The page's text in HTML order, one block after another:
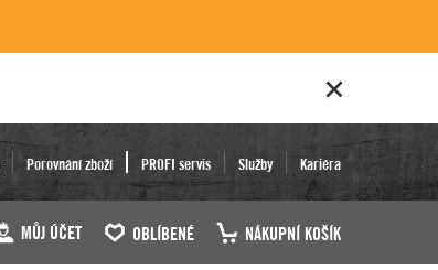
Porovnání zboží PROFI servis Služby Kariéra
MŮJ ÚČET OBLÍBENÉ NÁKUPNÍ KOŠÍK